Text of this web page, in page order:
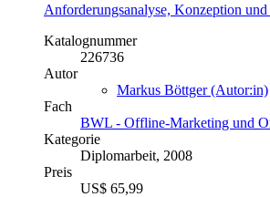
Anforderungsanalyse, Konzeption
Katalognummer
226736
Autor
Markus Böttger (Autor:in)
Fach
BWL - Offline-Marketing und
Kategorie
Diplomarbeit, 2008
Preis
US$ 65,99